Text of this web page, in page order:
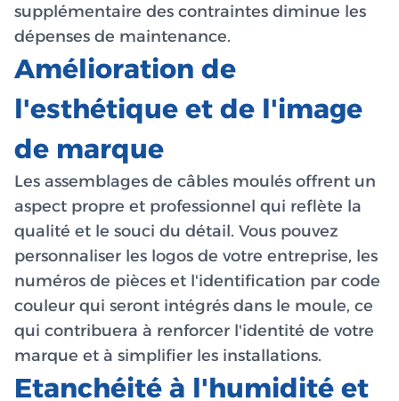
supplémentaire des contraintes diminue les
dépenses de maintenance.
Amélioration de
l'esthétique et de l'image
de marque
Les assemblages de câbles moulés offrent un
aspect propre et professionnel qui reflète la
qualité et le souci du détail. Vous pouvez
personnaliser les logos de votre entreprise, les
numéros de pièces et l'identification par code
couleur qui seront intégrés dans le moule, ce
qui contribuera à renforcer l'identité de votre
marque et à simplifier les installations.
Etanchéité à l'humidité et